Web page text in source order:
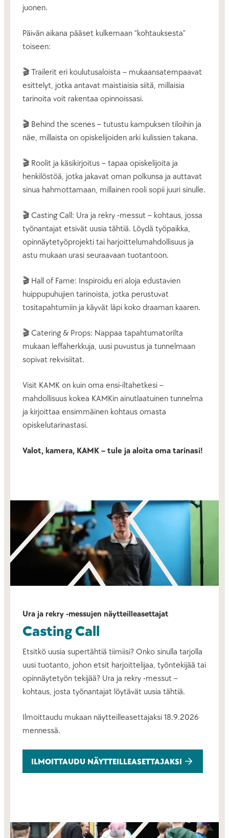
juonen.
Päivän aikana pääset kulkemaan “kohtauksesta”
toiseen:
🎬 Trailerit eri koulutusaloista – mukaansatempaavat
esittelyt, jotka antavat maistiaisia siitä, millaisia
tarinoita voit rakentaa opinnoissasi.
🎬 Behind the scenes – tutustu kampuksen tiloihin ja
näe, millaista on opiskelijoiden arki kulissien takana.
🎬 Roolit ja käsikirjoitus – tapaa opiskelijoita ja
henkilöstöä, jotka jakavat oman polkunsa ja auttavat
sinua hahmottamaan, millainen rooli sopii juuri sinulle.
🎬 Casting Call: Ura ja rekry -messut – kohtaus, jossa
työnantajat etsivät uusia tähtiä. Löydä työpaikka,
opinnäytetyöprojekti tai harjoittelumahdollisuus ja
astu mukaan urasi seuraavaan tuotantoon.
🎬 Hall of Fame: Inspiroidu eri aloja edustavien
huippupuhujien tarinoista, jotka perustuvat
tositapahtumiin ja käyvät läpi koko draaman kaaren.
🎬 Catering & Props: Nappaa tapahtumatorilta
mukaan leffaherkkuja, uusi puvustus ja tunnelmaan
sopivat rekvisiitat.
Visit KAMK on kuin oma ensi-iltahetkesi –
mahdollisuus kokea KAMKin ainutlaatuinen tunnelma
ja kirjoittaa ensimmäinen kohtaus omasta
opiskelutarinastasi.
Valot, kamera, KAMK – tule ja aloita oma tarinasi!
Ura ja rekry -messujen näytteilleasettajat
Casting Call
Etsitkö uusia supertähtiä tiimiisi? Onko sinulla tarjolla
uusi tuotanto, johon etsit harjoittelijaa, työntekijää tai
opinnäytetyön tekijää? Ura ja rekry -messut –
kohtaus, josta työnantajat löytävät uusia tähtiä.
Ilmoittaudu mukaan näytteilleasettajaksi 18.9.2026
mennessä.
ILMOITTAUDU NÄYTTEILLEASETTAJAKSI